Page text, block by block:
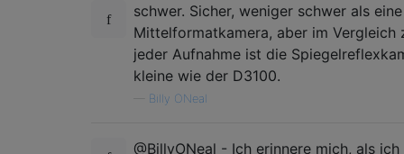
schwer. Sicher, weniger schwer als
Mittelformatkamera, aber im Vergleich
jeder Aufnahme ist die
kleine wie der D3100.
Billy ONeal
@BillyONeal - Ich erinnere mich, als